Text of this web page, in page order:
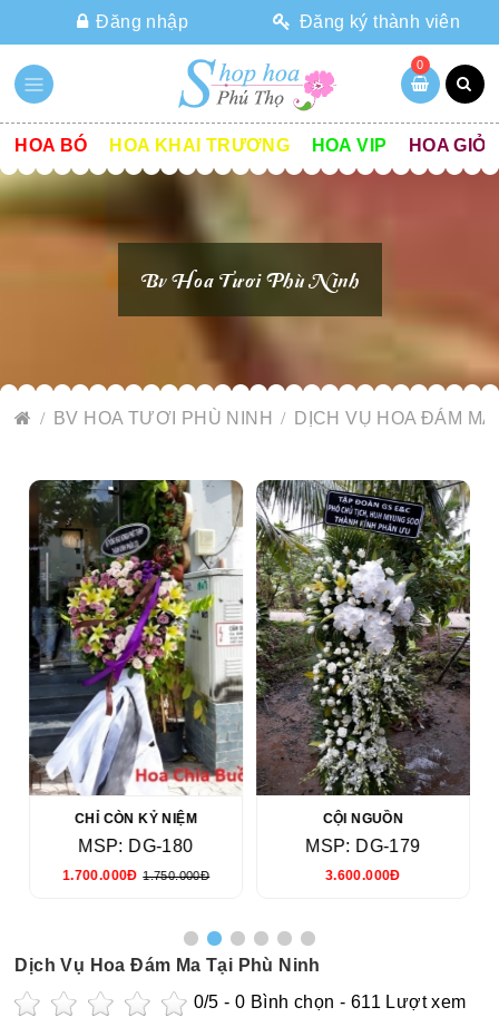
Đăng nhập Đăng ký thành viên
0
HOA BÓ HOA KHAI TRƯƠNG HOA VIP HOA GIỎ
Bv Hoa Tươi Phù Ninh
BV HOA TƯƠI PHÙ NINH DỊCH VỤ HOA ĐÁM
CHỈ CÒN KỶ NIỆM
MSP: DG-180
1.700.000Đ 1.750.000Đ
CỘI NGUỒN
MSP: DG-179
3.600.000Đ
Dịch Vụ Hoa Đám Ma Tại Phù Ninh
0/5 -0 Bình chọn - 611 Lượt xem